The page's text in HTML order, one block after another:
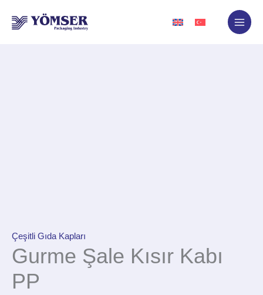
atla
Çeşitli Gıda Kapları
Gurme Şale Kısır Kabı
PP